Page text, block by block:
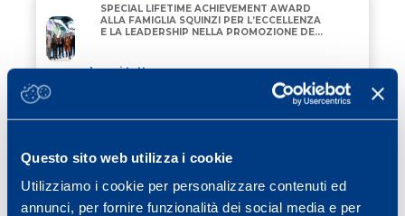
Questo sito web utilizza i cookie
Utilizziamo i cookie per personalizzare contenuti ed
annunci, per fornire funzionalità dei social media e per
SPECIAL LIFETIME ACHIEVEMENT AWARD
ALLA FAMIGLIA SQUINZI PER L’ECCELLENZA
E LA LEADERSHIP NELLA PROMOZIONE DEL
Leggi tutto
Leggi tutto